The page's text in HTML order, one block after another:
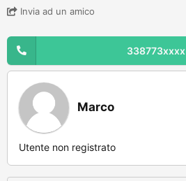
Invia ad un amico
338773xxxx
Marco
Utente non registrato